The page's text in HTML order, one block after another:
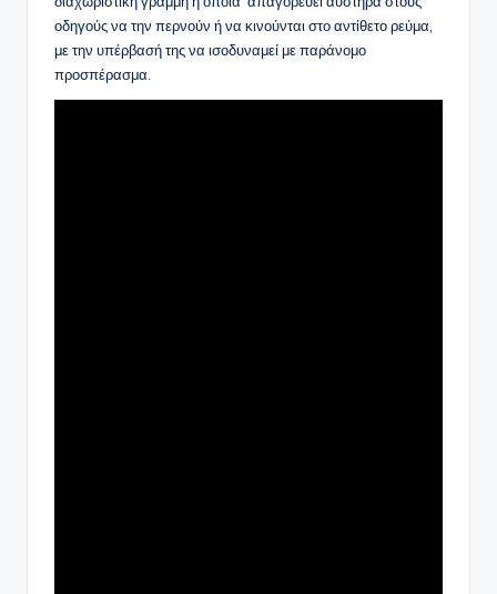
οδηγούς να την περνούν ή να κινούνται στο αντίθετο ρεύμα,
με την υπέρβασή της να ισοδυναμεί με παράνομο
προσπέρασμα.